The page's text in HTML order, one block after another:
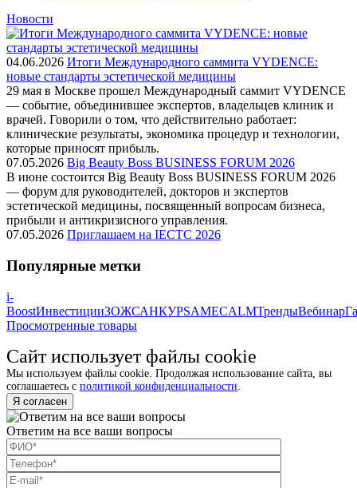
Новости
04.06.2026 Итоги Международного саммита VYDENCE:
новые стандарты эстетической медицины
29 мая в Москве прошел Международный саммит VYDENCE
— событие, объединившее экспертов, владельцев клиник и
врачей. Говорили о том, что действительно работает:
клинические результаты, экономика процедур и технологии,
которые приносят прибыль.
07.05.2026 Big Beauty Boss BUSINESS FORUM 2026
В июне состоится Big Beauty Boss BUSINESS FORUM 2026
— форум для руководителей, докторов и экспертов
эстетической медицины, посвященный вопросам бизнеса,
прибыли и антикризисного управления.
07.05.2026 Приглашаем на IECTC 2026
Популярные метки
i-
BoostИнвестицииЗОЖСАНКУРSAMECALMТрендыВебинар
Просмотренные товары
Сайт использует файлы cookie
Мы используем файлы cookie. Продолжая использование сайта, вы
соглашаетесь с политикой конфиденциальности
Я согласен
Ответим на все ваши вопросы